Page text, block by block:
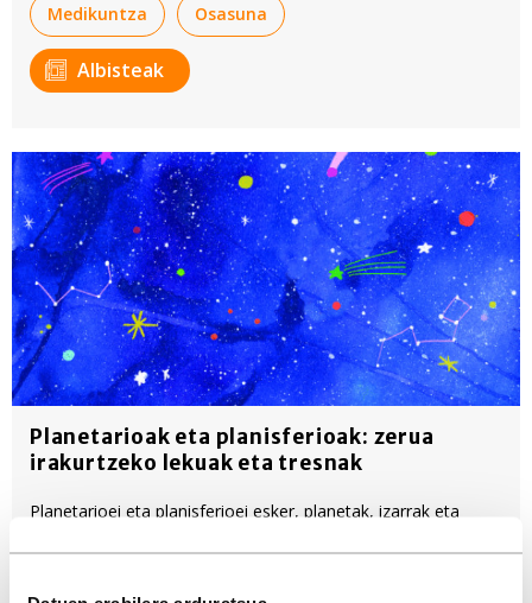
Medikuntza Osasuna
Albisteak
Planetarioak eta planisferioak: zerua
irakurtzeko lekuak eta tresnak
Planetarioei eta planisferioei esker, planetak, izarrak eta
zehazki azaldu dute nolakoak diren. Euskal Herrian hiru